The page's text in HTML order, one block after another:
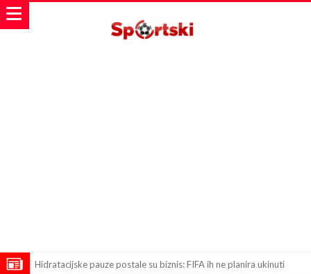
Hidratacijske pauze postale su biznis: FIFA ih ne planira ukinuti